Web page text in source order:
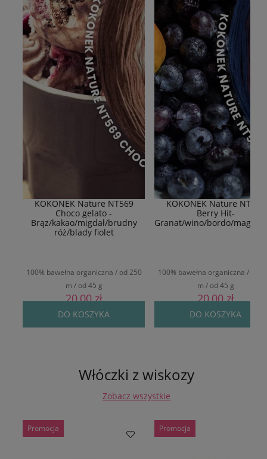
KOKONEK Nature NT569
Choco gelato -
Brąz/kakao/migdał/brudny
róż/blady fiolet
100% bawełna organiczna / od 250
m / od 45 g
20,00 zł
DO KOSZYKA
KOKONEK Nature NT577
Berry Hit-
Granat/wino/bordo/
100% bawełna organiczna / od
m / od 45 g
20,00 zł
DO KOSZYKA
Włóczki z wiskozy
Zobacz wszystkie
Promocja Promocja